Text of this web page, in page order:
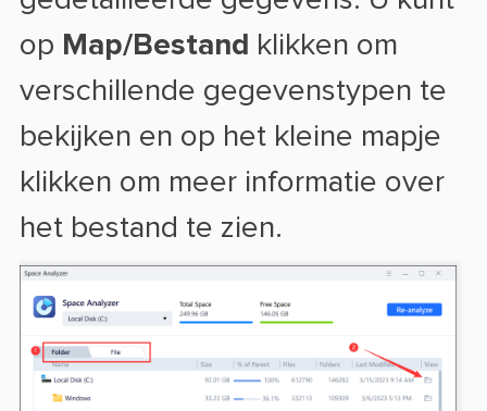
op Map/Bestand klikken om
verschillende gegevenstypen te
bekijken en op het kleine mapje
klikken om meer informatie over
het bestand te zien.